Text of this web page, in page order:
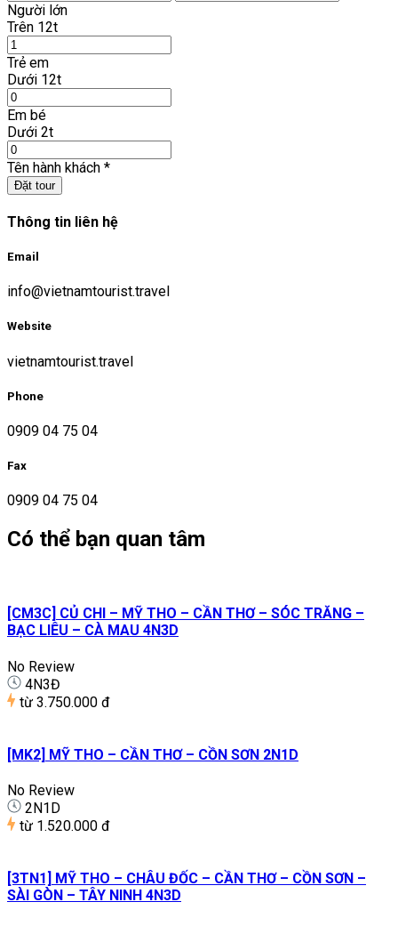
Người lớn
Trên 12t
Trẻ em
Dưới 12t
Em bé
Dưới 2t
Tên hành khách *
Đặt tour
Thông tin liên hệ
Email
info@vietnamtourist.travel
Website
vietnamtourist.travel
Phone
0909 04 75 04
Fax
0909 04 75 04
Có thể bạn quan tâm
[CM3C] CỦ CHI – MỸ THO – CẦN THƠ – SÓC TRĂNG –
BẠC LIÊU – CÀ MAU 4N3D
No Review
4N3Đ
từ 3.750.000 đ
[MK2] MỸ THO – CẦN THƠ – CỒN SƠN 2N1D
No Review
2N1D
từ 1.520.000 đ
[3TN1] MỸ THO – CHÂU ĐỐC – CẦN THƠ – CỒN SƠN –
SÀI GÒN – TÂY NINH 4N3D